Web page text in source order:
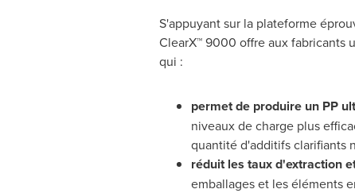
S'appuyant sur la plateforme
ClearX™ 9000 offre aux fabricants
qui :
permet de produire un PP
niveaux de charge plus
quantité d'additifs clarifiants
réduit les taux d'extraction
emballages et les éléments